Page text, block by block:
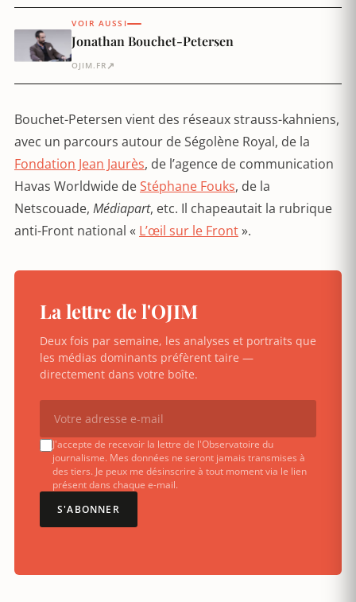
VOIR AUSSI
Jonathan Bouchet-Petersen
OJIM.FR ↗
Bouchet-Petersen vient des réseaux strauss-kahniens,
avec un parcours autour de Ségolène Royal, de la
Fondation Jean Jaurès, de l’agence de communication
Havas Worldwide deStéphane Fouks, de la
Netscouade, Médiapart, etc. Il chapeautait la rubrique
anti-Front national « L’œil sur le Front».
La lettre de l'OJIM
Deux fois par semaine, les analyses et portraits que
les médias dominants préfèrent taire —
directement dans votre boîte.
J'accepte de recevoir la lettre de l'Observatoire du
journalisme. Mes données ne seront jamais transmises à
des tiers. Je peux me désinscrire à tout moment via le lien
présent dans chaque e-mail.
S'ABONNER